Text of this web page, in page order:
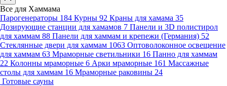
Все для Хаммама
Парогенераторы 184 Курны 92 Краны для хамама 35
Дозирующие станции для хамамов 7 Панели и 3D полистирол
для хаммам 88 Панели для хаммам и крепежи (Германия) 52
Стеклянные двери для хаммам 1063 Оптоволоконное освещение
для хаммам 63 Мраморные светильники 16 Панно для хаммам
22 Колонны мраморные 6 Арки мраморные 161 Массажные
столы для хаммам 16 Мраморные раковины 24
Готовые сауны